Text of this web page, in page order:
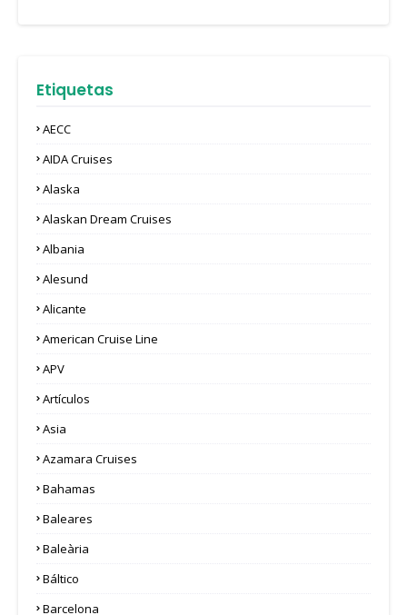
Etiquetas
AECC
AIDA Cruises
Alaska
Alaskan Dream Cruises
Albania
Alesund
Alicante
American Cruise Line
APV
Artículos
Asia
Azamara Cruises
Bahamas
Baleares
Baleària
Báltico
Barcelona